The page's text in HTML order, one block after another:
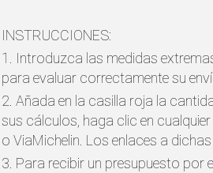
INSTRUCCIONES:
1. Introduzca las medidas
para evaluar correctamente su
2. Añada en la casilla roja la
sus cálculos, haga clic en
o ViaMichelin. Los enlaces a
3. Para recibir un presupuesto por